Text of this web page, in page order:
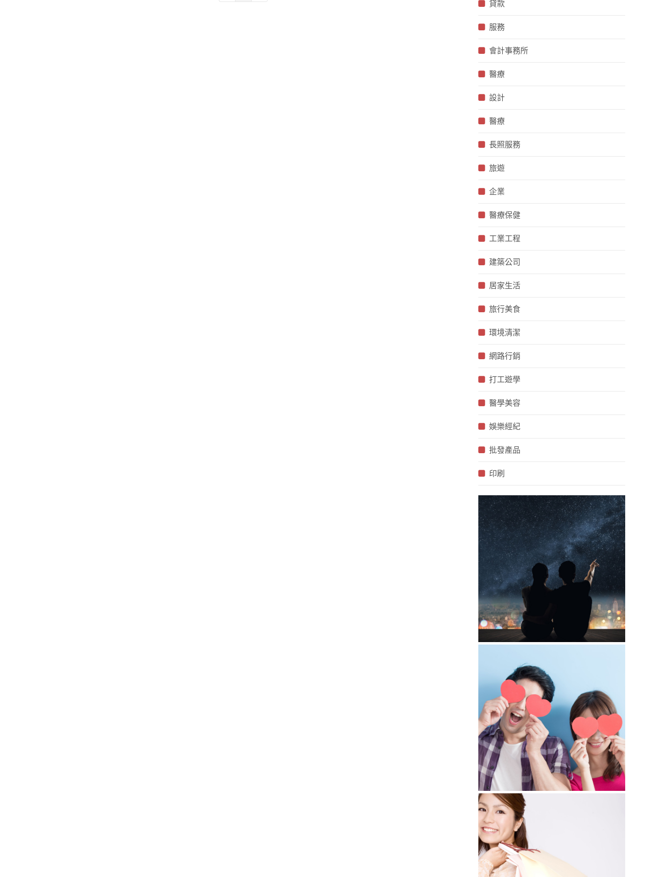
貸款
服務
會計事務所
醫療
設計
醫療
長照服務
旅遊
企業
醫療保健
工業工程
建築公司
居家生活
旅行美食
環境清潔
網路行銷
打工遊學
醫學美容
娛樂經紀
批發產品
印刷